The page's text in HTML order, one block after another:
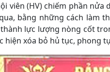
viên (HV) chiếm phần
bằng những cách làm
lực lượng nòng cốt
hiện xóa bỏ hủ tục, phong